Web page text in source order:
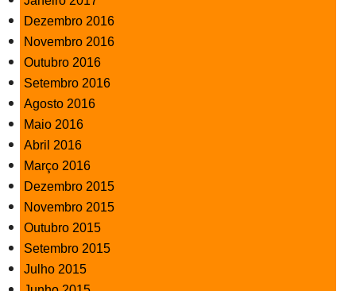
Dezembro 2016
Novembro 2016
Outubro 2016
Setembro 2016
Agosto 2016
Maio 2016
Abril 2016
Março 2016
Dezembro 2015
Novembro 2015
Outubro 2015
Setembro 2015
Julho 2015